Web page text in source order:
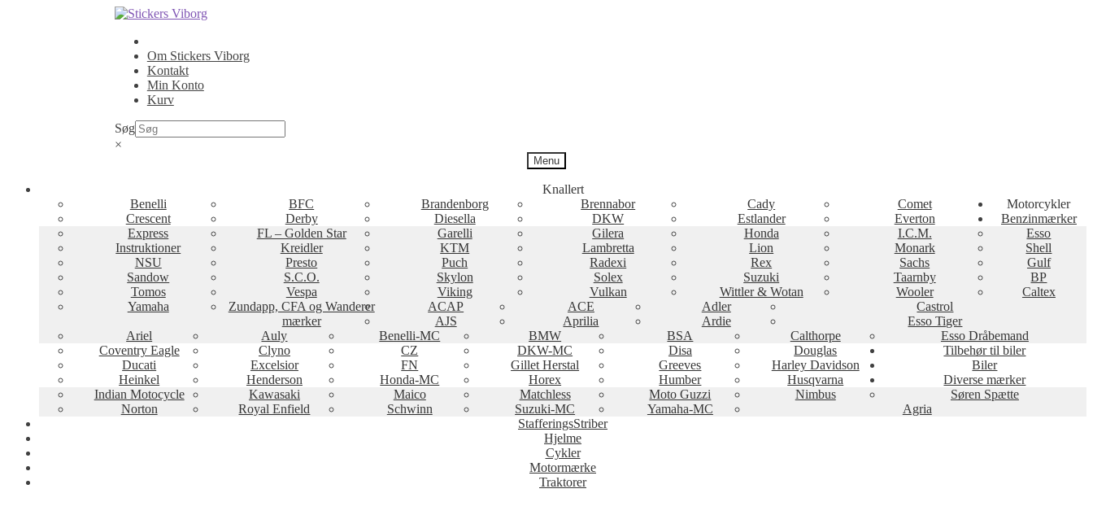
Spring
navigation
Spring
indhold
Om Stickers Viborg
Kontakt
Min Konto
Kurv
Søg
×
Menu
Knallert
Benelli
BFC Brandenborg Brennabor Cady
Comet
Crescent
Derby Diesella DKW Estlander
Everton
Express
FL – Golden Star Garelli Gilera Honda
I.C.M.
Instruktioner
Kreidler KTM Lambretta Lion
Monark
NSU
Presto Puch Radexi Rex
Sachs
Sandow
S.C.O. Skylon Solex Suzuki
Taarnby
Tomos
Vespa Viking Vulkan Wittler & Wotan
Wooler
Yamaha
Zundapp, CFA og Wanderer
mærker
Motorcykler
ACAP ACE
Adler
AJS
Aprilia
Ardie
Ariel
Auly Benelli-MC BMW BSA
Calthorpe
Coventry Eagle
Clyno CZ DKW-MC Disa
Douglas
Ducati
Excelsior FN Gillet Herstal Greeves
Harley Davidson
Heinkel
Henderson Honda-MC Horex Humber
Husqvarna
Indian Motocycle
Kawasaki Maico Matchless Moto Guzzi
Nimbus
Norton
Royal Enfield Schwinn Suzuki-MC Yamaha-MC
Benzinmærker
Esso
Shell
Gulf
BP
Caltex
Castrol
Esso Tiger
Esso Dråbemand
Tilbehør til biler
Biler
Diverse mærker
Søren Spætte
Agria
StafferingsStriber
Hjelme
Cykler
Motormærke
Traktorer